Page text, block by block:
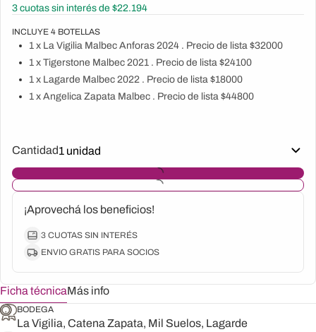
3 cuotas sin interés de $22.194
INCLUYE 4 BOTELLAS
1 x La Vigilia Malbec Anforas 2024 . Precio de lista $32000
1 x Tigerstone Malbec 2021 . Precio de lista $24100
1 x Lagarde Malbec 2022 . Precio de lista $18000
1 x Angelica Zapata Malbec . Precio de lista $44800
¡Aprovechá los beneficios!
3 CUOTAS SIN INTERÉS
ENVIO GRATIS PARA SOCIOS
Cantidad
Ficha técnicaMás info
BODEGA
La Vigilia, Catena Zapata, Mil Suelos, Lagarde